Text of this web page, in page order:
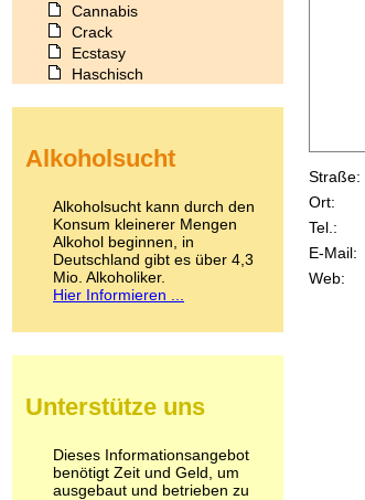
Straße:
Ort:
Tel.:
E-Mail:
Web:
Cannabis
Crack
Ecstasy
Haschisch
Kokain
LSD
Marihuana
Medikamente
Meskalin
Metamphetamin
Methadon
Pilze
Psychopharmaka
Schlafmittel
Schmerzmittel
Alkoholsucht
Alkoholsucht kann durch den
Konsum kleinerer Mengen
Alkohol beginnen, in
Deutschland gibt es über 4,3
Mio. Alkoholiker.
Hier Informieren ...
Unterstütze uns
Dieses Informationsangebot
benötigt Zeit und Geld, um
ausgebaut und betrieben zu